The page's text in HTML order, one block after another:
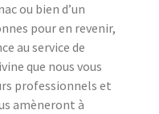
ou bien d’un
pour en revenir,
au service de
que nous vous
professionnels et
amèneront à